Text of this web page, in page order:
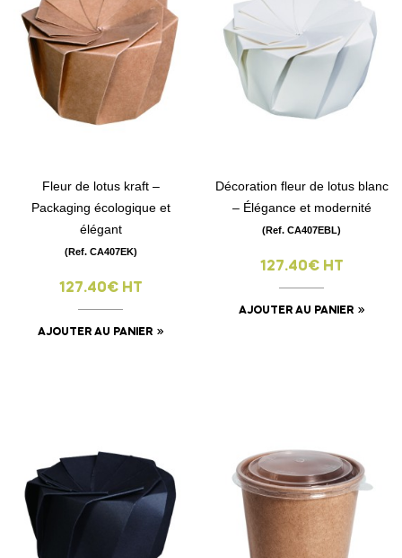
Fleur de lotus kraft –
Packaging écologique et
élégant
(Ref. CA407EK)
127.40€ HT
AJOUTER AU PANIER
Décoration fleur de lotus blanc
– Élégance et modernité
(Ref. CA407EBL)
127.40€ HT
AJOUTER AU PANIER